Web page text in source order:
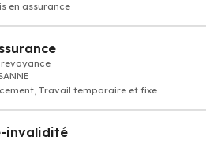
en assurance
Travail temporaire et fixe
invalidité